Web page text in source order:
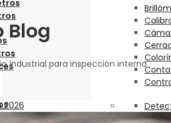
Blog
industrial para inspección interna
2026